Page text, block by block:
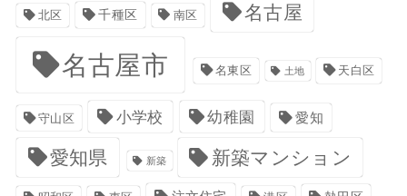
北区 千種区 南区 名古屋
名古屋市 名東区 土地 天白区
守山区 小学校 幼稚園 愛知
愛知県 新築 新築マンション